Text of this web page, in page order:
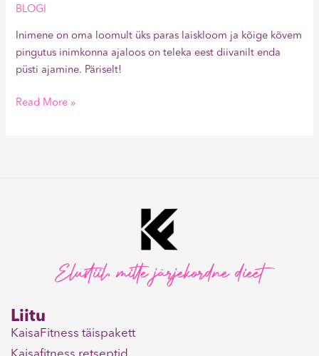
BLOGI
Inimene on oma loomult üks paras laiskloom ja kõige kõvem
pingutus inimkonna ajaloos on teleka eest diivanilt enda
püsti ajamine. Päriselt!
Read More »
Elustiil, mitte järjekordne dieet
Liitu
KaisaFitness täispakett